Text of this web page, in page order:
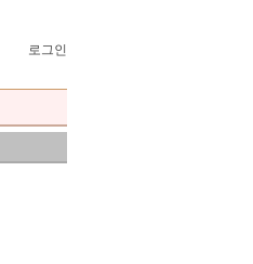
로그인